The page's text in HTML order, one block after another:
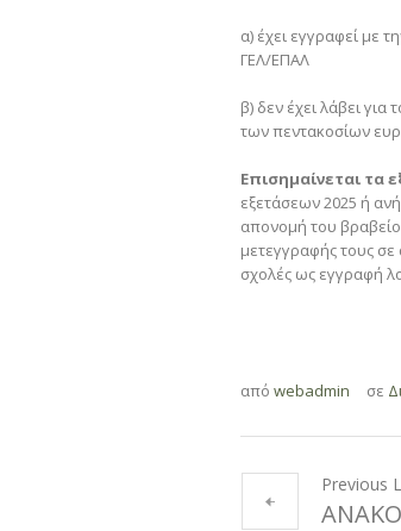
α) έχει εγγραφεί με
ΓΕΛ/ΕΠΑΛ
β) δεν έχει λάβει
των πεντακοσίων
Επισημαίνεται τα
εξετάσεων 2025 ή
απονομή του
μετεγγραφής τους σε
σχολές ως εγγραφή
από webadmin σε
Previous